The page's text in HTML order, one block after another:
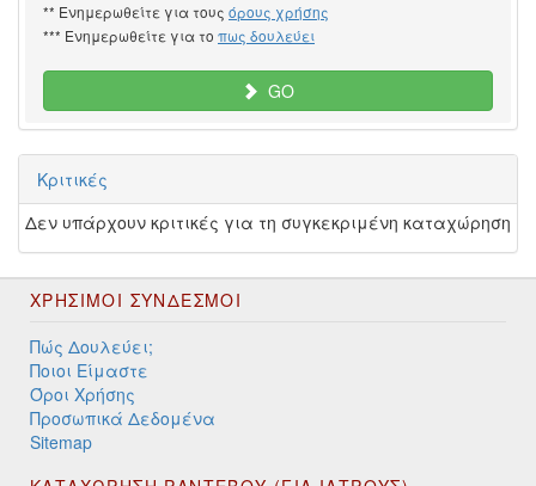
** Ενημερωθείτε για τους όρους χρήσης
*** Ενημερωθείτε για το πως δουλεύει
GO
Κριτικές
Δεν υπάρχουν κριτικές για τη συγκεκριμένη καταχώρηση
ΧΡΉΣΙΜΟΙ ΣΎΝΔΕΣΜΟΙ
Πώς Δουλεύει;
Ποιοι Είμαστε
Όροι Χρήσης
Προσωπικά Δεδομένα
Sitemap